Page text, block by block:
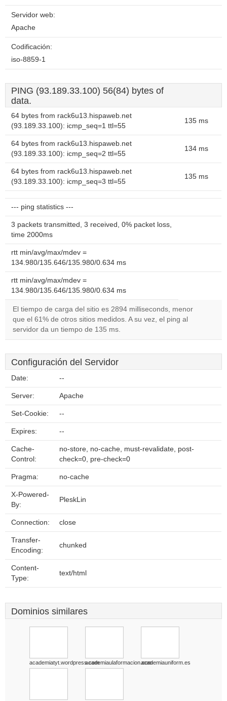
Servidor web:
Apache
Codificación:
iso-8859-1
PING (93.189.33.100) 56(84) bytes of
data.
64 bytes from rack6u13.hispaweb.net
(93.189.33.100): icmp_seq=1 ttl=55
135 ms
64 bytes from rack6u13.hispaweb.net
(93.189.33.100): icmp_seq=2 ttl=55
134 ms
64 bytes from rack6u13.hispaweb.net
(93.189.33.100): icmp_seq=3 ttl=55
135 ms
--- ping statistics ---
3 packets transmitted, 3 received, 0% packet loss,
time 2000ms
rtt min/avg/max/mdev =
134.980/135.646/135.980/0.634 ms
rtt min/avg/max/mdev =
134.980/135.646/135.980/0.634 ms
El tiempo de carga del sitio es 2894 milliseconds, menor
que el 61% de otros sitios medidos. A su vez, el ping al
servidor da un tiempo de 135 ms.
Configuración del Servidor
Date: --
Server: Apache
Set-Cookie: --
Expires: --
Cache-
Control:
no-store, no-cache, must-revalidate, post-
check=0, pre-check=0
Pragma: no-cache
X-Powered-
By:
PleskLin
Connection: close
Transfer-
Encoding:
chunked
Content-
Type:
text/html
Dominios similares
academiatyt.wordpress.comacademiaulaformacion.comacademiauniform.es